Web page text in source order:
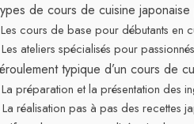
de cours de cuisine
Les cours de base pour débutants en
Les ateliers spécialisés pour
typique d’un cours de
La préparation et la présentation des
La réalisation pas à pas des recettes